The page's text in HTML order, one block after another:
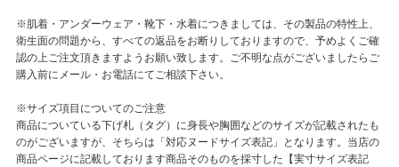
※肌着・アンダーウェア・靴下・水着につきましては、その製品の特性上、
衛生面の問題から、すべての返品をお断りしておりますので、予めよくご確
認の上ご注文頂きますようお願い致します。ご不明な点がございましたらご
購入前にメール・お電話にてご相談下さい。
※サイズ項目についてのご注意
商品についている下げ札（タグ）に身長や胸囲などのサイズが記載されたも
のがございますが、そちらは「対応ヌードサイズ表記」となります。当店の
商品ページに記載しております商品そのものを採寸した【実寸サイズ表記